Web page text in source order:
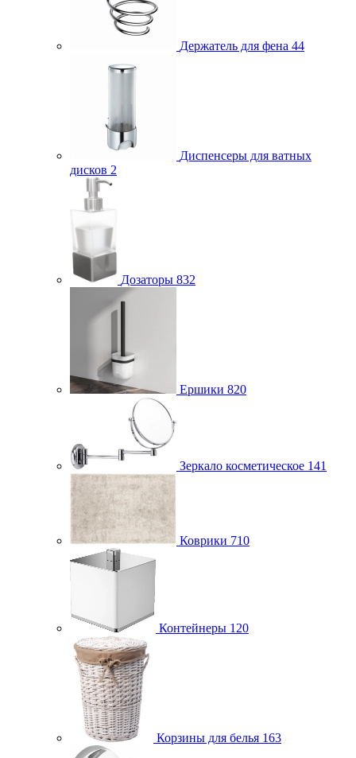
Держатель для фена 44
Диспенсеры для ватных
дисков 2
Дозаторы 832
Ершики 820
Зеркало косметическое 141
Коврики 710
Контейнеры 120
Корзины для белья 163